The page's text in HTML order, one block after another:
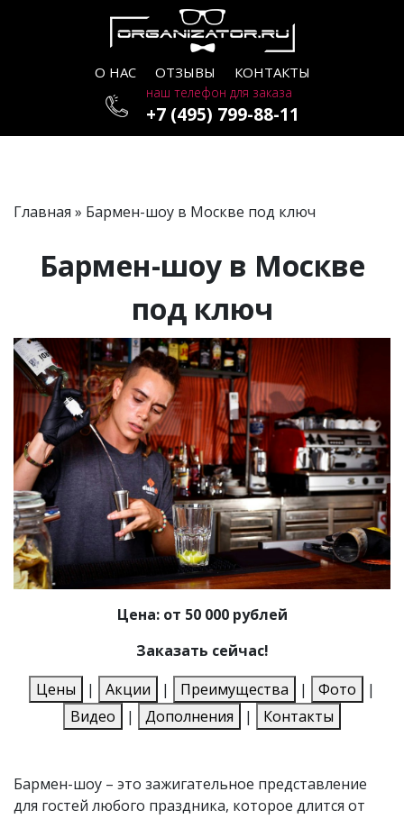
О НАС ОТЗЫВЫ КОНТАКТЫ
наш телефон для заказа
+7 (495) 799-88-11
Главная » Бармен-шоу в Москве под ключ
Бармен-шоу в Москве
под ключ
Цена: от 50 000 рублей
Заказать сейчас!
Цены
| Акции | Преимущества | Фото
|
Видео
| Дополнения | Контакты
Бармен-шоу – это зажигательное представление
для гостей любого праздника, которое длится от